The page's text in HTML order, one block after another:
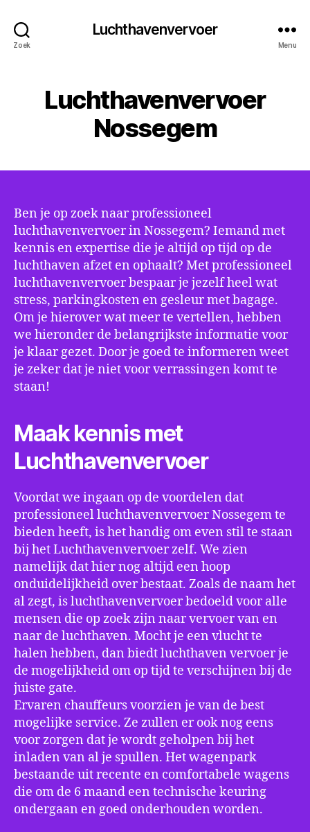
Zoek
Luchthavenvervoer
Menu
Luchthavenvervoer
Nossegem
Ben je op zoek naar professioneel
luchthavenvervoer in Nossegem? Iemand met
kennis en expertise die je altijd op tijd op de
luchthaven afzet en ophaalt? Met professioneel
luchthavenvervoer bespaar je jezelf heel wat
stress, parkingkosten en gesleur met bagage.
Om je hierover wat meer te vertellen, hebben
we hieronder de belangrijkste informatie voor
je klaar gezet. Door je goed te informeren weet
je zeker dat je niet voor verrassingen komt te
staan!
Maak kennis met
Luchthavenvervoer
Voordat we ingaan op de voordelen dat
professioneel luchthavenvervoer Nossegem te
bieden heeft, is het handig om even stil te staan
bij het Luchthavenvervoer zelf. We zien
namelijk dat hier nog altijd een hoop
onduidelijkheid over bestaat. Zoals de naam het
al zegt, is luchthavenvervoer bedoeld voor alle
mensen die op zoek zijn naar vervoer van en
naar de luchthaven. Mocht je een vlucht te
halen hebben, dan biedt luchthaven vervoer je
de mogelijkheid om op tijd te verschijnen bij de
juiste gate.
Ervaren chauffeurs voorzien je van de best
mogelijke service. Ze zullen er ook nog eens
voor zorgen dat je wordt geholpen bij het
inladen van al je spullen. Het wagenpark
bestaande uit recente en comfortabele wagens
die om de 6 maand een technische keuring
ondergaan en goed onderhouden worden.